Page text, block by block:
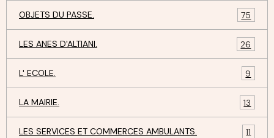
OBJETS DU PASSE. 75
LES ANES D'ALTIANI. 26
L' ECOLE. 9
LA MAIRIE. 13
LES SERVICES ET COMMERCES AMBULANTS. 11